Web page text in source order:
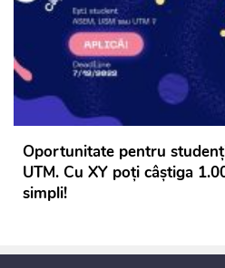
Oportunitate pentru
UTM. Cu XY poți câștiga
simpli!